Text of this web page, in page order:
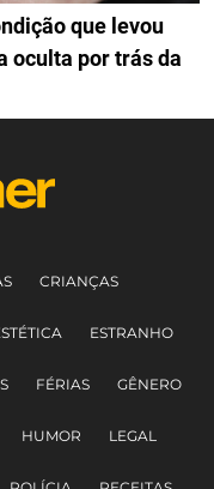
que levou
oculta por trás da
CRIANÇAS
ESTRANHO
FÉRIAS GÊNERO
HUMOR LEGAL